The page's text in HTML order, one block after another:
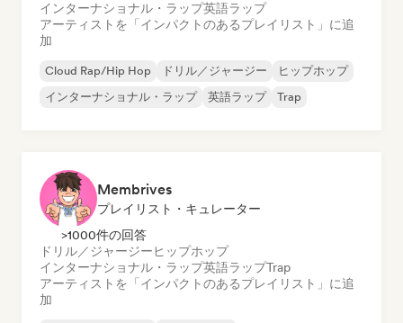
インターナショナル・ラップ英語ラップ
アーティストを「インパクトのあるプレイリスト」に追
加
Cloud Rap/Hip Hop ドリル／ジャージー
ヒップホップ
インターナショナル・ラップ
英語ラップ Trap
Membrives
プレイリスト・キュレーター
>1000件の回答
ドリル／ジャージーヒップホップ
インターナショナル・ラップ英語ラップTrap
アーティストを「インパクトのあるプレイリスト」に追
加